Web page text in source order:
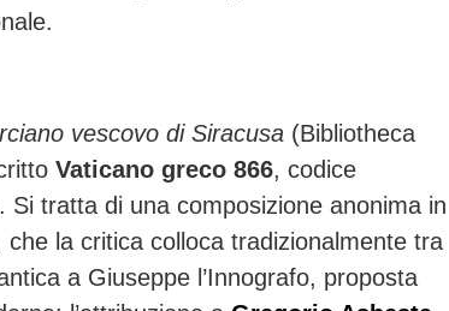
vescovo di Siracusa (Bibliotheca
Vaticano greco 866, codice
Si tratta di una composizione anonima in
la critica colloca tradizionalmente tra
a Giuseppe l’Innografo, proposta